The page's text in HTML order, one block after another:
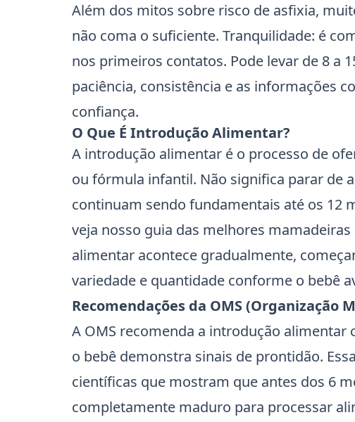
Além dos mitos sobre risco de asfixia,
não coma o suficiente. Tranquilidade: é
nos primeiros contatos. Pode levar de 8 a
paciência, consistência e as informações
confiança.
O Que É Introdução Alimentar?
A introdução alimentar é o processo de
ou fórmula infantil. Não significa parar de
continuam sendo fundamentais até os 12
veja nosso guia das melhores mamadeiras
alimentar acontece gradualmente,
variedade e quantidade conforme o bebê
Recomendações da OMS (Organização
A OMS recomenda a introdução alimentar
o bebê demonstra sinais de prontidão.
científicas que mostram que antes dos 6
completamente maduro para processar